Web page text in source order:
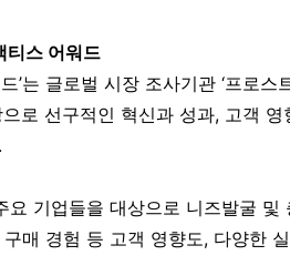
티스 어워드
는 글로벌 시장 조사기관 ‘프로스
로 선구적인 혁신과 성과, 고객 영
요 기업들을 대상으로 니즈발굴 및
매 경험 등 고객 영향도, 다양한